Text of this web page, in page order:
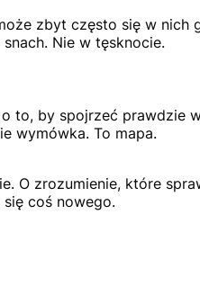
zbyt często się w nich
Nie w tęsknocie.
to, by spojrzeć prawdzie
wymówka. To mapa.
O zrozumienie, które
coś nowego.